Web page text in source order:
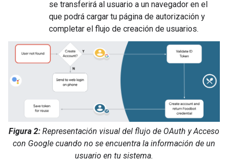
se transferirá al usuario a un navegador en el
que podrá cargar tu página de autorización y
completar el flujo de creación de usuarios.
Figura 2: Representación visual del flujo de OAuth y Acceso
con Google cuando no se encuentra la información de un
usuario en tu sistema.